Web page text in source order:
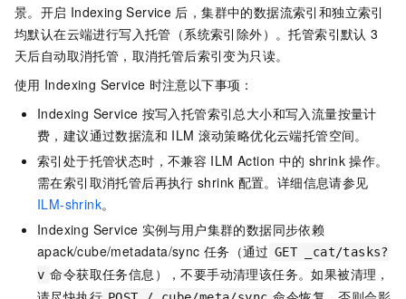
景。开启 Indexing Service 后，集群中的数据流索引和独立索引
均默认在云端进行写入托管（系统索引除外）。托管索引默认 3
天后自动取消托管，取消托管后索引变为只读。
使用 Indexing Service 时注意以下事项：
Indexing Service 按写入托管索引总大小和写入流量按量计
费，建议通过数据流和 ILM 滚动策略优化云端托管空间。
索引处于托管状态时，不兼容 ILM Action 中的 shrink 操作。
需在索引取消托管后再执行 shrink 配置。详细信息请参见
ILM-shrink。
Indexing Service 实例与用户集群的数据同步依赖
apack/cube/metadata/sync 任务（通过 GET _cat/tasks?
v 命令获取任务信息），不要手动清理该任务。如果被清理，